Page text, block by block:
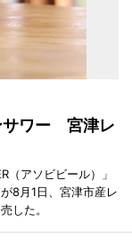
サワー 宮津レ
（アソビビール）」
8月1日、宮津市産レ
した。